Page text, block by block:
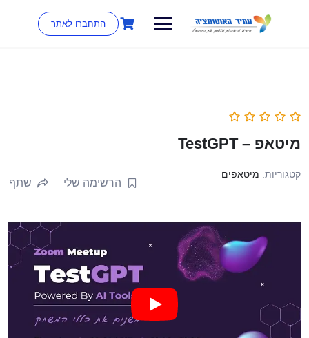
התחברו לאתר
מיטאפ – TestGPT
קטגוריות: מיטאפים
הרשימה שלי שתף